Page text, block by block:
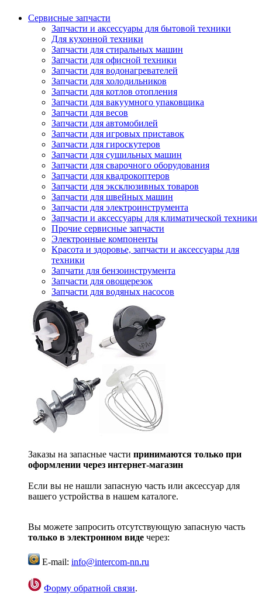
Сервисные запчасти
Запчасти и аксессуары для бытовой техники
Для кухонной техники
Запчасти для стиральных машин
Запчасти для офисной техники
Запчасти для водонагревателей
Запчасти для холодильников
Запчасти для котлов отопления
Запчасти для вакуумного упаковщика
Запчасти для весов
Запчасти для автомобилей
Запчасти для игровых приставок
Запчасти для гироскутеров
Запчасти для сушильных машин
Запчасти для сварочного оборудования
Запчасти для квадрокоптеров
Запчасти для эксклюзивных товаров
Запчасти для швейных машин
Запчасти для электроинструмента
Запчасти и аксессуары для климатической техники
Прочие сервисные запчасти
Электронные компоненты
Красота и здоровье, запчасти и аксессуары для
техники
Запчати для бензоинструмента
Запчасти для овощерезок
Запчасти для водяных насосов
Заказы на запасные части принимаются только при
оформлении через интернет-магазин
Если вы не нашли запасную часть или аксессуар для
вашего устройства в нашем каталоге.
Вы можете запросить отсутствующую запасную часть
только в электронном виде через:
E-mail: info@intercom-nn.ru
Форму обратной связи.